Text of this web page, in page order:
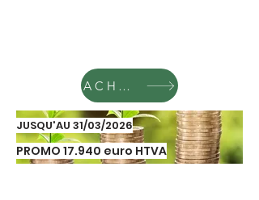
ACHETER
JUSQU'AU 31/03/2026
PROMO 17.940 euro HTVA